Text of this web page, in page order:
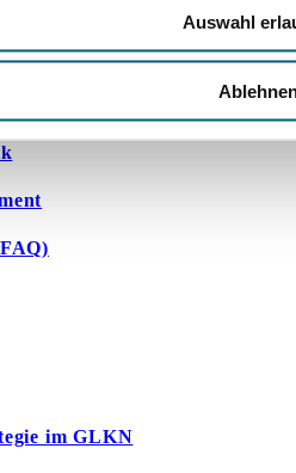
Auswahl
im GLKN